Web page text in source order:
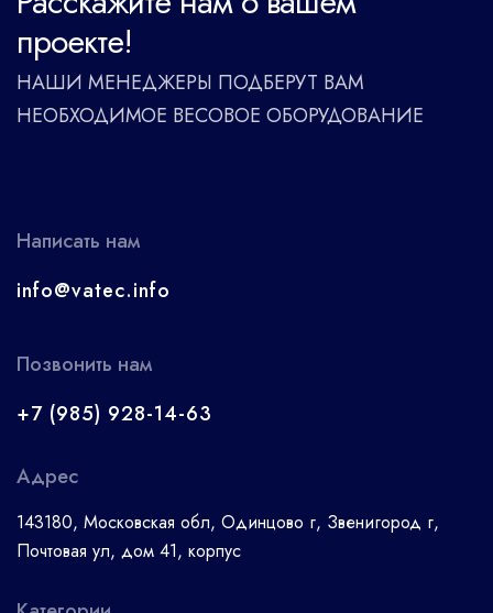
проекте!
НАШИ МЕНЕДЖЕРЫ ПОДБЕРУТ ВАМ
НЕОБХОДИМОЕ ВЕСОВОЕ ОБОРУДОВАНИЕ
Написать нам
info@vatec.info
Позвонить нам
+7 (985) 928-14-63
Адрес
143180, Московская обл, Одинцово г, Звенигород г,
Почтовая ул, дом 41, корпус